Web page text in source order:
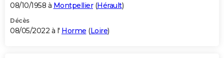
08/10/1958 à Montpellier(Hérault)
Décès
08/05/2022 à l' Horme (Loire)